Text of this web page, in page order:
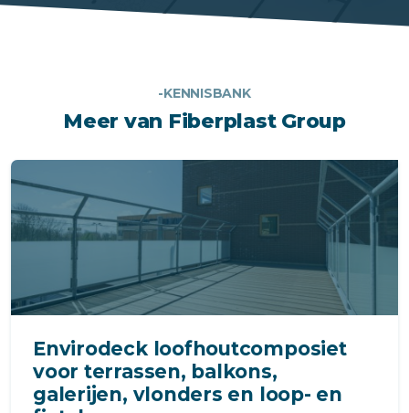
-KENNISBANK
Meer van Fiberplast Group
Envirodeck loofhoutcomposiet
voor terrassen, balkons,
galerijen, vlonders en loop- en